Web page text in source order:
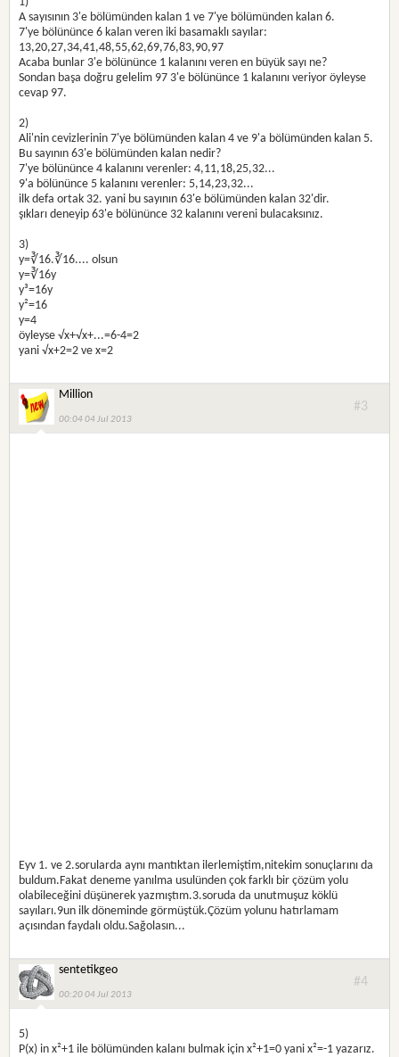
A sayısının 3'e bölümünden kalan 1 ve 7'ye bölümünden kalan 6.
7'ye bölününce 6 kalan veren iki basamaklı sayılar:
13,20,27,34,41,48,55,62,69,76,83,90,97
Acaba bunlar 3'e bölününce 1 kalanını veren en büyük sayı ne?
Sondan başa doğru gelelim 97 3'e bölününce 1 kalanını veriyor öyleyse
cevap 97.
2)
Ali'nin cevizlerinin 7'ye bölümünden kalan 4 ve 9'a bölümünden kalan 5.
Bu sayının 63'e bölümünden kalan nedir?
7'ye bölününce 4 kalanını verenler: 4,11,18,25,32...
9'a bölününce 5 kalanını verenler: 5,14,23,32...
ilk defa ortak 32. yani bu sayının 63'e bölümünden kalan 32'dir.
şıkları deneyip 63'e bölününce 32 kalanını vereni bulacaksınız.
3)
y=∛16.∛16.... olsun
y=∛16y
y³=16y
y²=16
y=4
öyleyse √x+√x+...=6-4=2
yani √x+2=2 ve x=2
Million
00:04 04 Jul 2013
#3
Eyv 1. ve 2.sorularda aynı mantıktan ilerlemiştim,nitekim sonuçlarını da
buldum.Fakat deneme yanılma usulünden çok farklı bir çözüm yolu
olabileceğini düşünerek yazmıştım.3.soruda da unutmuşuz köklü
sayıları.9un ilk döneminde görmüştük.Çözüm yolunu hatırlamam
açısından faydalı oldu.Sağolasın...
sentetikgeo
00:20 04 Jul 2013
#4
5)
P(x) in x²+1 ile bölümünden kalanı bulmak için x²+1=0 yani x²=-1 yazarız.